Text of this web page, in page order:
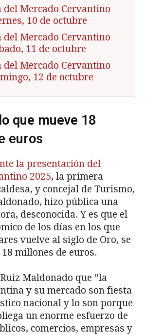
del Mercado Cervantino
10 de octubre
del Mercado Cervantino
11 de octubre
del Mercado Cervantino
12 de octubre
que mueve 18
euros
la presentación del
2025, la primera
y concejal de Turismo,
hizo pública una
desconocida. Y es que el
de los días en los que
vuelve al siglo de Oro, se
millones de euros.
Maldonado que “la
y su mercado son fiesta
nacional y lo son porque
un enorme esfuerzo de
comercios, empresas y